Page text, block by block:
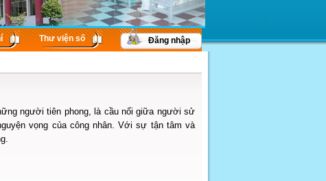
Thư viện số Đăng nhập
người tiên phong, là cầu nối giữa người sử
vọng của công nhân. Với sự tận tâm và